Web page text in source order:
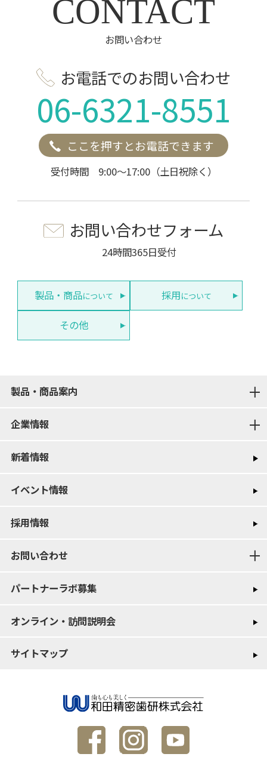
CONTACT
お問い合わせ
お電話でのお問い合わせ
06-6321-8551
ここを押すとお電話できます
受付時間 9:00～17:00（土日祝除く）
お問い合わせフォーム
24時間365日受付
製品・商品について 採用について
その他
製品・商品案内
企業情報
新着情報
イベント情報
採用情報
お問い合わせ
パートナーラボ募集
オンライン・訪問説明会
サイトマップ